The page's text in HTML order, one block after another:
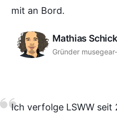
mit an Bord.
Mathias Schick
Gründer
Ich verfolge LSWW seit